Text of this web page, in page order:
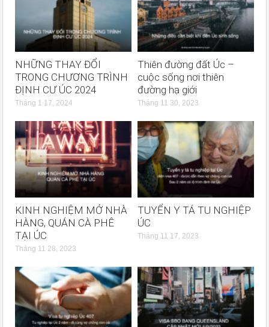
NHỮNG THAY ĐỔI
TRONG CHƯƠNG TRÌNH
ĐỊNH CƯ ÚC 2024
Tháng 1 17, 2024
Thiên đường đất Úc –
cuộc sống nơi thiên
đường hạ giới
Tháng 11 30, 2023
KINH NGHIỆM MỞ NHÀ
HÀNG, QUÁN CÀ PHÊ
TẠI ÚC
Tháng 11 28, 2023
TUYỂN Y TÁ TU NGHIỆP
ÚC
Tháng 11 17, 2023